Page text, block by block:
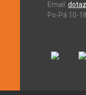
Email:
Po-Pá 10-